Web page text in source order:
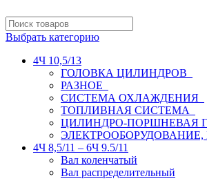
Выбрать категорию
4Ч 10,5/13
ГОЛОВКА ЦИЛИНДРОВ
РАЗНОЕ
СИСТЕМА ОХЛАЖДЕНИЯ
ТОПЛИВНАЯ СИСТЕМА
ЦИЛИНДРО-ПОРШНЕВАЯ
4Ч 8,5/11 – 6Ч 9.5/11
Вал коленчатый
Вал распределительный